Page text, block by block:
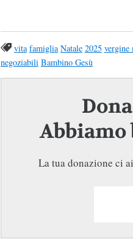
vita famiglia Natale 2025 vergine
negoziabili Bambino Gesù
Abbiamo
La tua donazione ci